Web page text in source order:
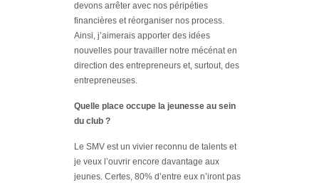
devons arrêter avec nos péripéties
financières et réorganiser nos process.
Ainsi, j’aimerais apporter des idées
nouvelles pour travailler notre mécénat en
direction des entrepreneurs et, surtout, des
entrepreneuses.
Quelle place occupe la jeunesse au sein
du club ?
Le SMV est un vivier reconnu de talents et
je veux l’ouvrir encore davantage aux
jeunes. Certes, 80% d’entre eux n’iront pas